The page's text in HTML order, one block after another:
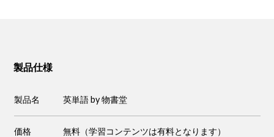
製品仕様
製品名 英単語 by 物書堂
価格 無料（学習コンテンツは有料となります）